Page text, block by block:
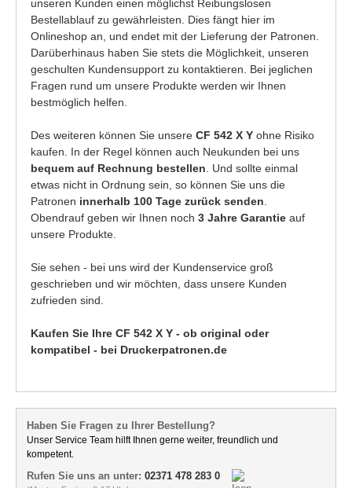
unseren Kunden einen möglichst Reibungslosen
Bestellablauf zu gewährleisten. Dies fängt hier im
Onlineshop an, und endet mit der Lieferung der Patronen.
Darüberhinaus haben Sie stets die Möglichkeit, unseren
geschulten Kundensupport zu kontaktieren. Bei jeglichen
Fragen rund um unsere Produkte werden wir Ihnen
bestmöglich helfen.
Des weiteren können Sie unsere CF 542 X Y ohne Risiko
kaufen. In der Regel können auch Neukunden bei uns
bequem auf Rechnung bestellen . Und sollte einmal
etwas nicht in Ordnung sein, so können Sie uns die
Patronen innerhalb 100 Tage zurück senden
Obendrauf geben wir Ihnen noch 3 Jahre Garantie auf
unsere Produkte.
Sie sehen - bei uns wird der Kundenservice groß
geschrieben und wir möchten, dass unsere Kunden
zufrieden sind.
Kaufen Sie Ihre CF 542 X Y - ob original oder
kompatibel - bei Druckerpatronen.de
Haben Sie Fragen zu Ihrer Bestellung?
Unser Service Team hilft Ihnen gerne weiter, freundlich und
kompetent.
Rufen Sie uns an unter: 02371 478 283 0